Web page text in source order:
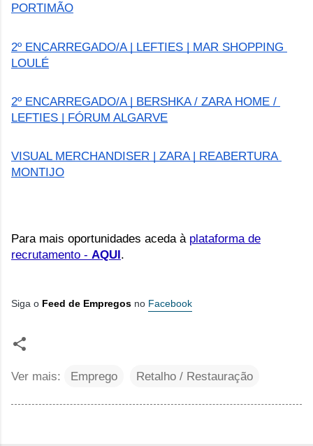
PORTIMÃO
2º ENCARREGADO/A | LEFTIES | MAR SHOPPING
LOULÉ
2º ENCARREGADO/A | BERSHKA / ZARA HOME /
LEFTIES | FÓRUM ALGARVE
VISUAL MERCHANDISER | ZARA | REABERTURA
MONTIJO
Para mais oportunidades aceda à plataforma de
recrutamento - AQUI.
Siga o Feed de Empregos no Facebook
Ver mais: Emprego Retalho / Restauração